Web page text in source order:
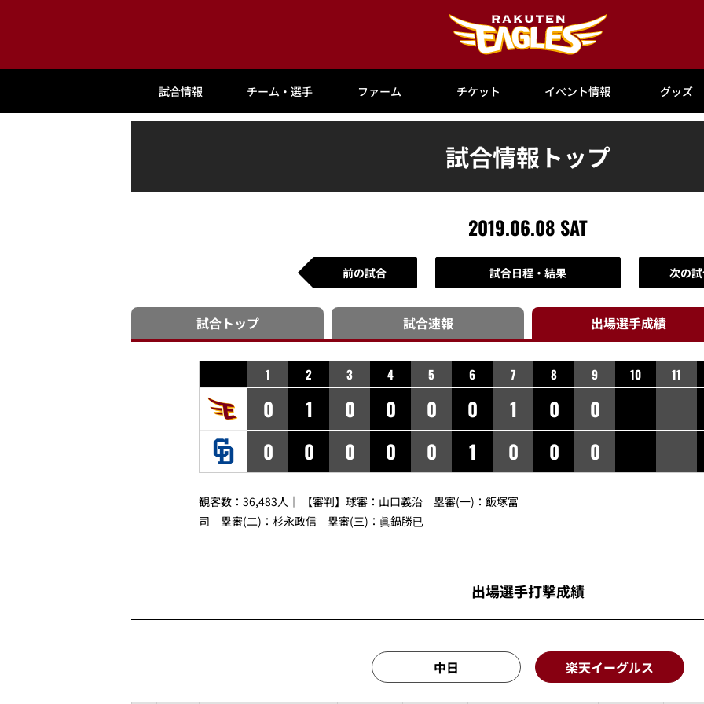
試合情報 チーム・選手 ファーム チケット イベント情報 グッズ
試合情報トップ
2019.06.08 SAT
前の試合 試合日程・結果 次の
試合トップ 試合速報 出場選手成績
1 2 3 4 5 6 7 8 9 10 11
0 1 0 0 0 0 1 0
0
0
0 0 0 0 1 0 0 0
観客数：36,483人｜ 【審判】球審： 山口義治 塁審(一)： 飯塚富
司 塁審(二)： 杉永政信 塁審(三)： 眞鍋勝已
出場選手打撃成績
中日 楽天イーグルス